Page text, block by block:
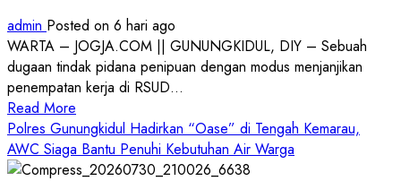
admin Posted on 6 hari ago
WARTA – JOGJA.COM || GUNUNGKIDUL, DIY – Sebuah
dugaan tindak pidana penipuan dengan modus menjanjikan
penempatan kerja di RSUD...
Read More
more
about
Dugaan
Polres Gunungkidul Hadirkan “Oase” di Tengah Kemarau,
AWC Siaga Bantu Penuhi Kebutuhan Air Warga